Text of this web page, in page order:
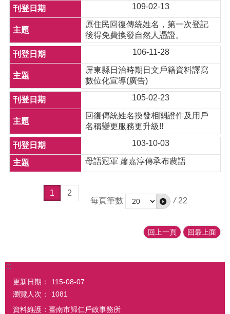
109-02-13
原住民回復傳統姓名，第一次登記
後得免費換發自然人憑證。
106-11-28
屏東縣日治時期日文戶籍資料譯寫
數位化宣導(廣告)
105-02-23
回復傳統姓名換發相關證件及用戶
名稱變更服務更升級!!
103-10-03
母語冠軍 蕭嘉淳傳承布農語
1
2
每頁筆數
/ 22
回上一頁 回最上面
:::
更新日期：
115-08-07
瀏覽人次：
1081
資料維護：臺南市歸仁戶政事務所